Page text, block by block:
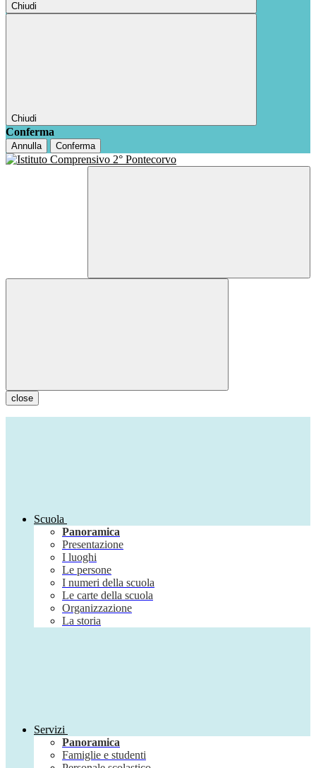
Chiudi
Chiudi
Conferma
Annulla Conferma
close
Scuola
Panoramica
Presentazione
I luoghi
Le persone
I numeri della scuola
Le carte della scuola
Organizzazione
La storia
Servizi
Panoramica
Famiglie e studenti